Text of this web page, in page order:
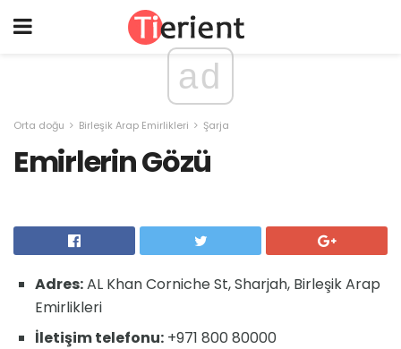
ad
Orta doğu Birleşik Arap Emirlikleri Şarja
Emirlerin Gözü
Adres:AL Khan Corniche St, Sharjah, Birleşik Arap
Emirlikleri
İletişim telefonu: +971 800 80000